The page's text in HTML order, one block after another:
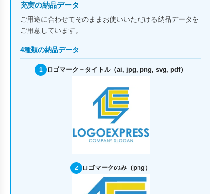
充実の納品データ
ご用途に合わせてそのままお使いいただける納品データを
ご用意しています。
4種類の納品データ
1 ロゴマーク＋タイトル（ai, jpg, png, svg, pdf）
2 ロゴマークのみ（png）